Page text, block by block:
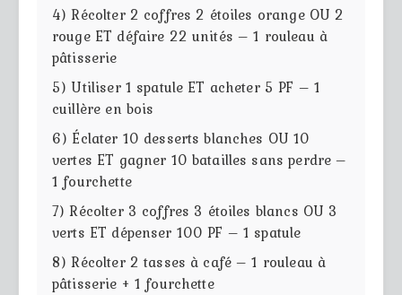
4) Récolter 2 coffres 2 étoiles orange OU 2
rouge ET défaire 22 unités – 1 rouleau à
pâtisserie
5) Utiliser 1 spatule ET acheter 5 PF – 1
cuillère en bois
6) Éclater 10 desserts blanches OU 10
vertes ET gagner 10 batailles sans perdre –
1 fourchette
7) Récolter 3 coffres 3 étoiles blancs OU 3
verts ET dépenser 100 PF – 1 spatule
8) Récolter 2 tasses à café – 1 rouleau à
pâtisserie + 1 fourchette